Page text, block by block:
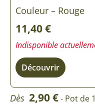
Couleur – Rouge
11,40€
Indisponible
Découvrir
Dès 2,90€- Pot de